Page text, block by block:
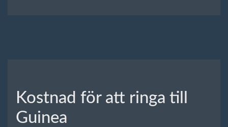
Kostnad för att ringa till
Guinea